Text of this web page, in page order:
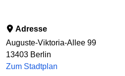
Adresse
Auguste-Viktoria-Allee 99
13403 Berlin
Zum Stadtplan